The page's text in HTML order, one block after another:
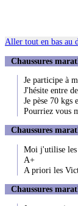
Aller tout en bas au
Chaussures
Je participe à
J'hésite entre
Je pèse 70 kgs
Pourriez vous
Chaussures
Moi j'utilise
A+
A priori les
Chaussures